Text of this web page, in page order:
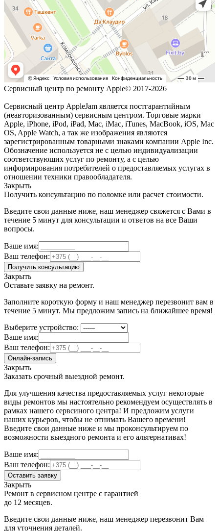
Сервисный центр по ремонту Apple© 2017-2026
Сервисный центр AppleJam является постгарантийным
(неавторизованным) сервисным центром. Торговые марки
Apple, iPhone, iPod, iPad, Mac, iMac, iTunes, MacBook, iOS, Mac
OS, Apple Watch, а так же изображения являются
зарегистрированным товарными знаками компании Apple Inc.
Обозначение используется не с целью индивидуализации
соответствующих услуг по ремонту, а с целью
информирования потребителей о предоставляемых услугах в
отношении техники правообладателя.
Закрыть
Получить консультацию по поломке или расчет стоимости.
Введите свои данные ниже, наш менеджер свяжется с Вами в
течение 5 минут для консультации и ответов на все Ваши
вопросы.
Ваше имя:
Ваш телефон:
Получить консультацию
Закрыть
Оставьте заявку на ремонт.
Заполните короткую форму и наш менеджер перезвонит вам в
течение 5 минут. Мы предложим запись на ближайшее время!
Выберите устройство:
Ваше имя:
Ваш телефон:
Онлайн-запись
Закрыть
Заказать срочный выездной ремонт.
Для улучшения качества предоставляемых услуг некоторые
виды ремонтов мы настоятельно рекомендуем осуществлять в
рамках нашего сервсиного центра! И предложим услуги
наших курьеров, чтобы не отнимать Вашего времени!
Введите свои данные ниже и мы проконсультируем по
возможности выездного ремонта и его альтернативах!
Ваше имя:
Ваш телефон:
Оставить заявку
Закрыть
Ремонт в сервисном центре с гарантией
до 12 месяцев.
Введите свои данные ниже, наш менеджер перезвонит Вам
для уточнения деталей.